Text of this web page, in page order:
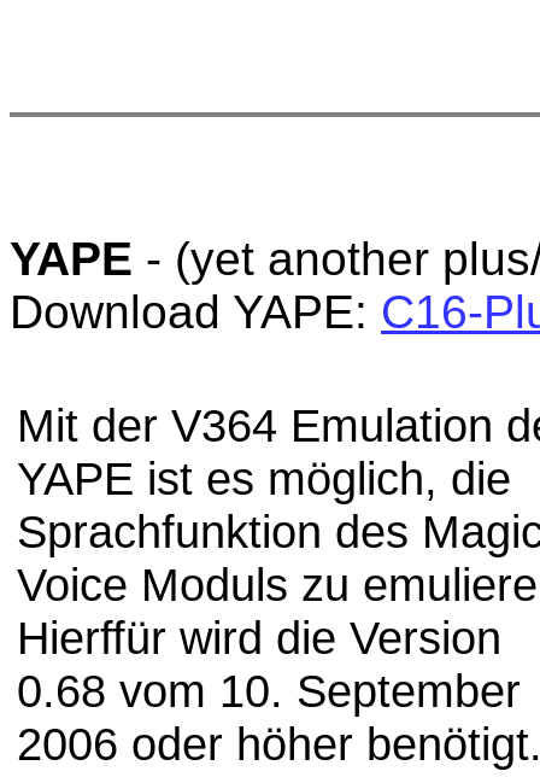
YAPE - (yet another
Download YAPE: C16-
Mit der V364 Emulation
YAPE ist es möglich, die
Sprachfunktion des
Voice Moduls zu
Hierffür wird die Version
0.68 vom 10. September
2006 oder höher